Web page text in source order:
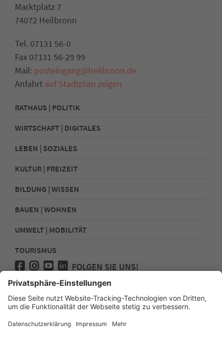
Marktplatz 7
74072 Heilbronn
Tel. 07131 56-0
Fax 07131 56-29 99
Mail: posteingang@heilbronn.de
Anfahrt auf Stadtplan zeigen
RATHAUS | POLITIK
WIRTSCHAFT | DIGITALES
LEBEN | SOZIALES
KULTUR | FREIZEIT
BILDUNG | WISSEN
BAUEN | WOHNEN
UMWELT | MOBILITÄT
TOURISMUS
FOLGEN SIE UNS!
Presse
Kontakt
Impressum